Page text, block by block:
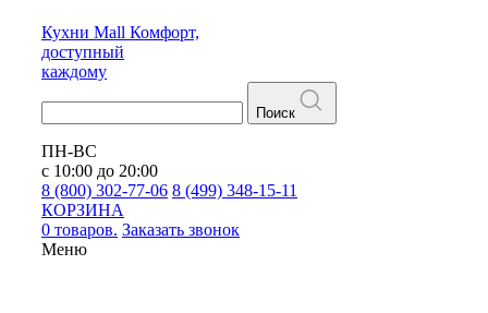
Кухни Mall Комфорт,
доступный
каждому
Поиск
ПН-ВС
с 10:00 до 20:00
8 (800) 302-77-06 8 (499) 348-15-11
КОРЗИНА
0 товаров. Заказать звонок
Меню